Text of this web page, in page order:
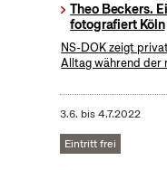
Theo Beckers.
fotografiert Köln
NS-DOK zeigt
Alltag während der
3.6. bis4.7.2022
Eintritt frei